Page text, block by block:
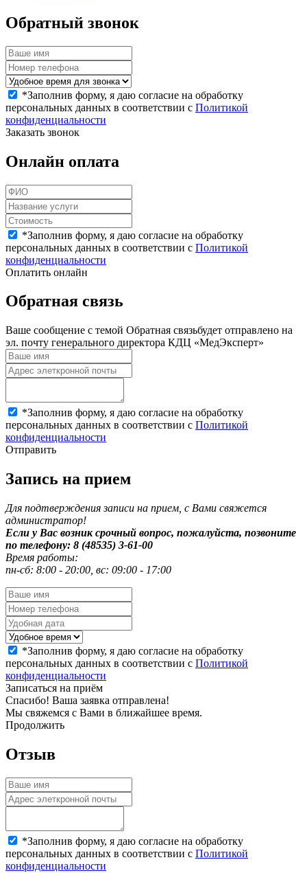
Обратный звонок
*Заполнив форму, я даю согласие на обработку
персональных данных в соответствии с Политикой
конфиденциальности
Заказать звонок
Онлайн оплата
*Заполнив форму, я даю согласие на обработку
персональных данных в соответствии с Политикой
конфиденциальности
Оплатить онлайн
Обратная связь
Ваше сообщение с темой Обратная связьбудет отправлено на
эл. почту генерального директора КДЦ «МедЭксперт»
*Заполнив форму, я даю согласие на обработку
персональных данных в соответствии с Политикой
конфиденциальности
Отправить
Запись на прием
Для подтверждения записи на прием, с Вами свяжется
администратор!
Если у Вас возник срочный вопрос, пожалуйста, позвоните
по телефону: 8 (48535) 3-61-00
Время работы:
пн-сб: 8:00 - 20:00, вс: 09:00 - 17:00
*Заполнив форму, я даю согласие на обработку
персональных данных в соответствии с Политикой
конфиденциальности
Записаться на приём
Спасибо! Ваша заявка отправлена!
Мы свяжемся с Вами в ближайшее время.
Продолжить
Отзыв
*Заполнив форму, я даю согласие на обработку
персональных данных в соответствии с Политикой
конфиденциальности